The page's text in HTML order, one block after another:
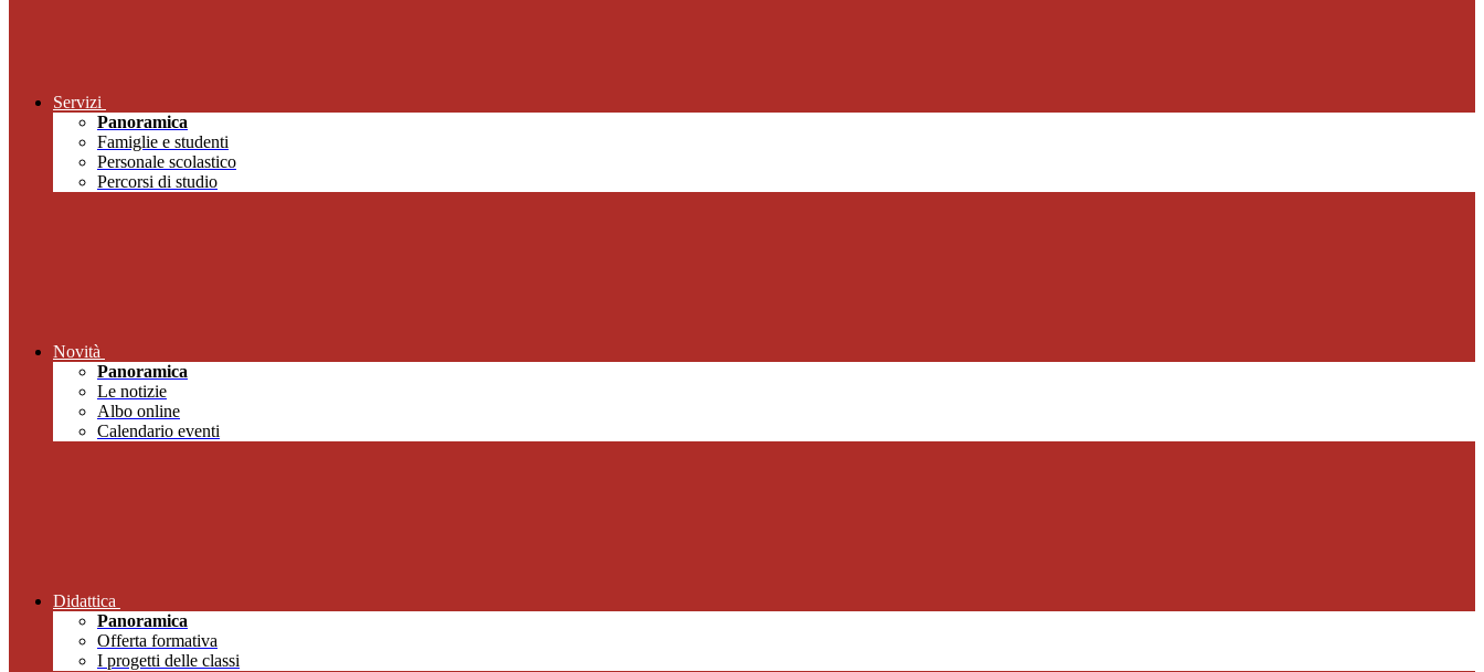
Servizi
Panoramica
Famiglie e studenti
Personale scolastico
Percorsi di studio
Novità
Panoramica
Le notizie
Albo online
Calendario eventi
Didattica
Panoramica
Offerta formativa
I progetti delle classi